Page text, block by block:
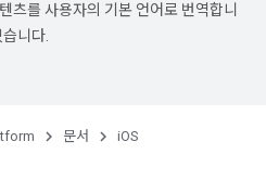
츠를 사용자의 기본 언어로 번역합니
니다.
문서
iOS